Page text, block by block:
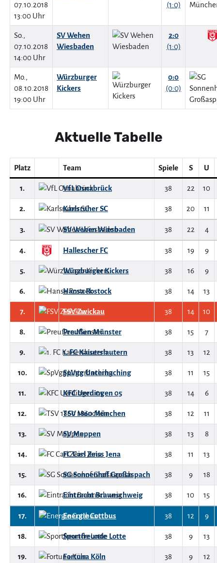
07.10.2018
13:00 Uhr
(1:0)
So.,
07.10.2018
14:00 Uhr
SV Wehen
Wiesbaden
2:0
(1:0)
Mo.,
08.10.2018
19:00 Uhr
Würzburger
Kickers
0:0
(0:0)
Aktuelle Tabelle
Platz Team Spiele S U
1. VfL Osnabrück 38 22 10
2. Karlsruher SC 38 20 11
3. SV Wehen Wiesbaden 38 22 4
4. Hallescher FC 38 19 9
5. Würzburger Kickers 38 16 9
6. Hansa Rostock 38 14 13
7. FSV Zwickau 38 14 10
8. Preußen Münster 38 15 7
9. 1. FC Kaiserslautern 38 13 12
10. SpVgg Unterhaching 38 11 15
11. KFC Uerdingen 05 38 14 6
12. TSV 1860 München 38 12 11
13. SV Meppen 38 13 8
14. FC Carl Zeiss Jena 38 11 13
15. SG Sonnenhof Großaspach 38 9 18
16. Eintracht Braunschweig 38 10 15
17. Energie Cottbus 38 12 9
18. Sportfreunde Lotte 38 9 13
19. Fortuna Köln 38 9 12